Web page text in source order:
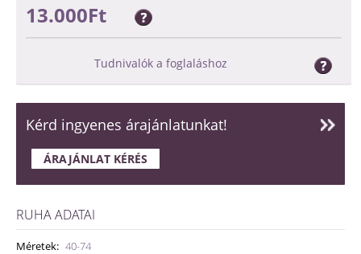
13.000Ft
Tudnivalók a foglaláshoz
Kérd ingyenes árajánlatunkat!
ÁRAJÁNLAT KÉRÉS
RUHA ADATAI
Méretek: 40-74